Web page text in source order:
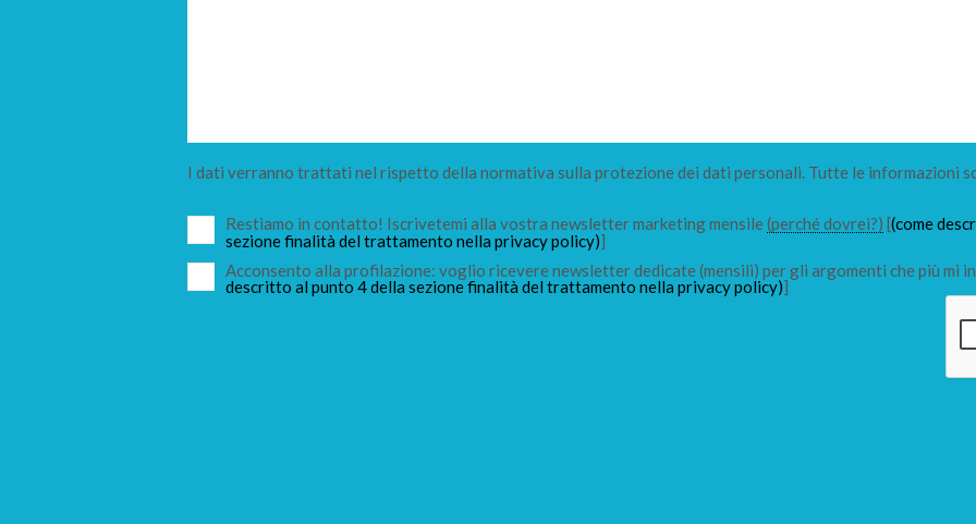
I dati verranno trattati nel rispetto della normativa sulla protezione dei dati personali. Tutte le informazioni
Restiamo in contatto! Iscrivetemi alla vostra newsletter marketing mensile (perché dovrei?) [(come
sezione finalità del trattamento nella privacy policy)]
Acconsento alla profilazione: voglio ricevere newsletter dedicate (mensili) per gli argomenti che più mi
descritto al punto 4 della sezione finalità del trattamento nella privacy policy)]